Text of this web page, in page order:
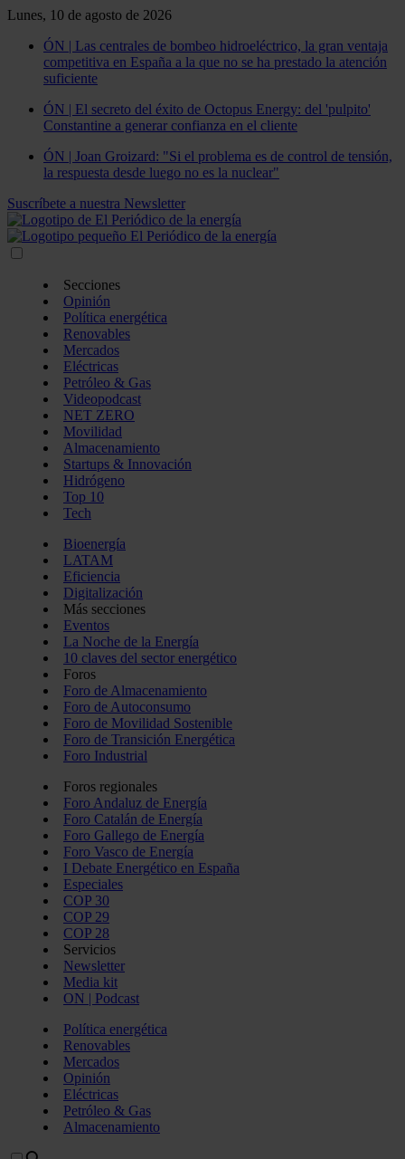
Lunes, 10 de agosto de 2026
ÓN | Las centrales de bombeo hidroeléctrico, la gran ventaja
competitiva en España a la que no se ha prestado la atención
suficiente
ÓN | El secreto del éxito de Octopus Energy: del 'pulpito'
Constantine a generar confianza en el cliente
ÓN | Joan Groizard: "Si el problema es de control de tensión,
la respuesta desde luego no es la nuclear"
Suscríbete a nuestra Newsletter
Secciones
Opinión
Política energética
Renovables
Mercados
Eléctricas
Petróleo & Gas
Videopodcast
NET ZERO
Movilidad
Almacenamiento
Startups & Innovación
Hidrógeno
Top 10
Tech
Bioenergía
LATAM
Eficiencia
Digitalización
Más secciones
Eventos
La Noche de la Energía
10 claves del sector energético
Foros
Foro de Almacenamiento
Foro de Autoconsumo
Foro de Movilidad Sostenible
Foro de Transición Energética
Foro Industrial
Foros regionales
Foro Andaluz de Energía
Foro Catalán de Energía
Foro Gallego de Energía
Foro Vasco de Energía
I Debate Energético en España
Especiales
COP 30
COP 29
COP 28
Servicios
Newsletter
Media kit
ON | Podcast
Política energética
Renovables
Mercados
Opinión
Eléctricas
Petróleo & Gas
Almacenamiento